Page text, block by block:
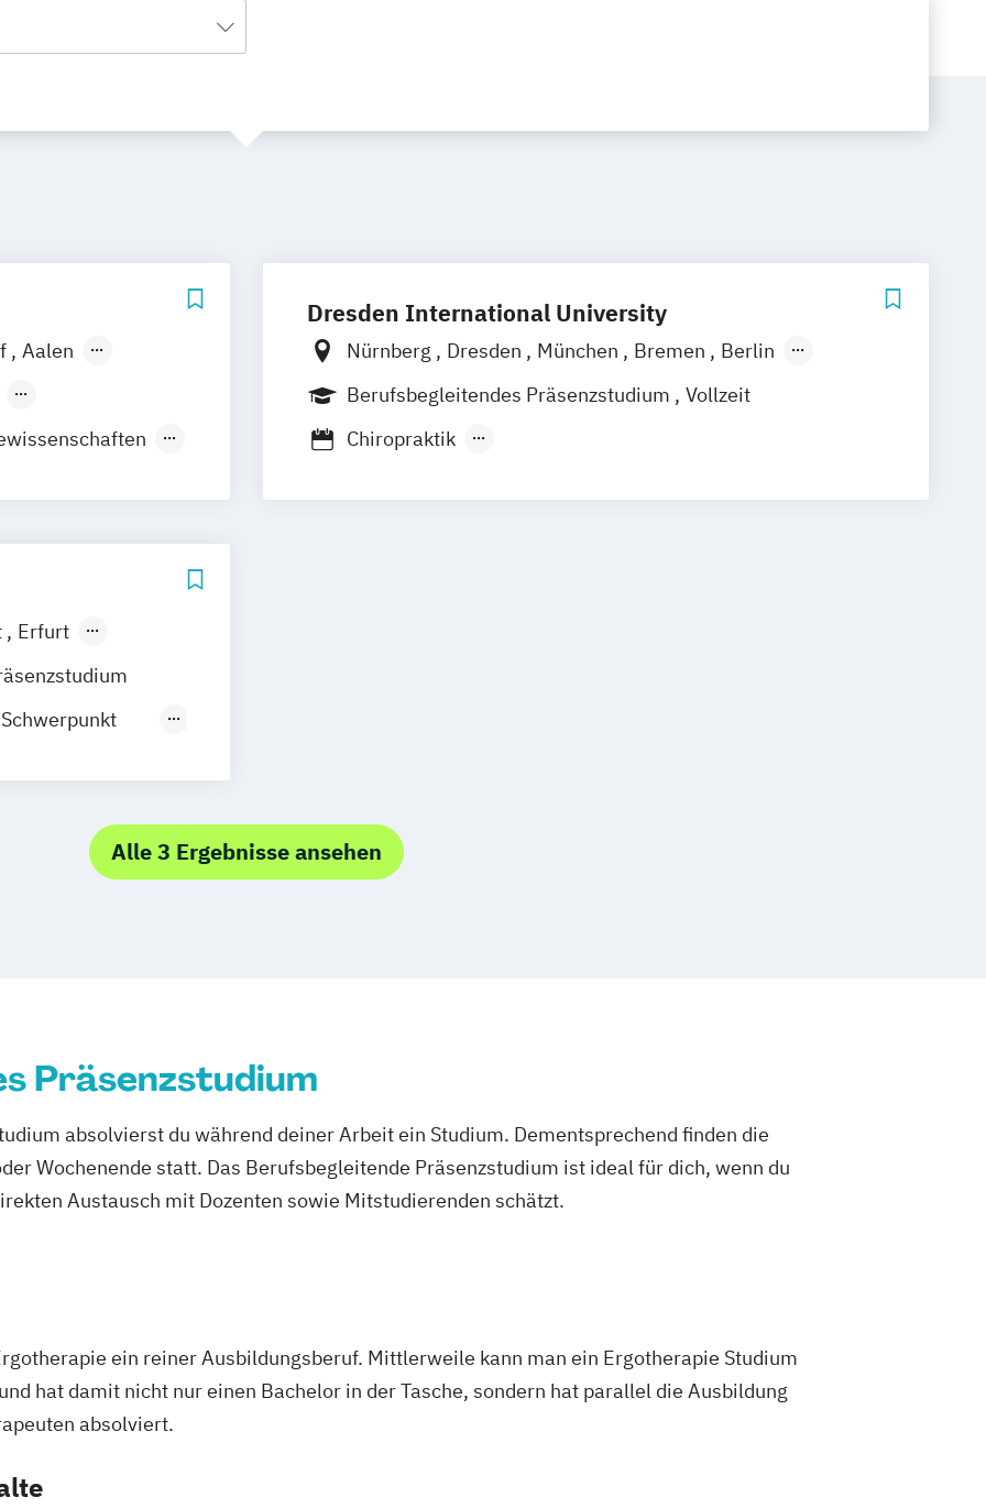
Aalen
/ Kiel
in der
Dresden International University
Nürnberg Dresden München Bremen
Berlin
Hamburg
Leipzig Köln Stuttgart Straubing
Berufsbegleitendes Präsenzstudium
Vollzeit
Chiropraktik
Notfallsanitäter/in Osteopathie
Erfurt
Alle 3 Ergebnisse ansehen
Präsenzstudium
absolvierst du während deiner Arbeit ein Studium. Dementsprechend finden die
Wochenende statt. Das Berufsbegleitende Präsenzstudium ist ideal für dich, wenn du
Austausch mit Dozenten sowie Mitstudierenden schätzt.
ein reiner Ausbildungsberuf. Mittlerweile kann man ein Ergotherapie Studium
hat damit nicht nur einen Bachelor in der Tasche, sondern hat parallel die Ausbildung
absolviert.